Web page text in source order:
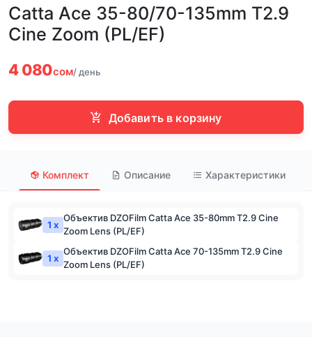
Catta Ace 35-80/70-135mm T2.9
Cine Zoom (PL/EF)
4 080сом/ день
Добавить в корзину
Комплект Описание Характеристики
1 x
Объектив DZOFilm Catta Ace 35-80mm T2.9 Cine
Zoom Lens (PL/EF)
1 x
Объектив DZOFilm Catta Ace 70-135mm T2.9 Cine
Zoom Lens (PL/EF)